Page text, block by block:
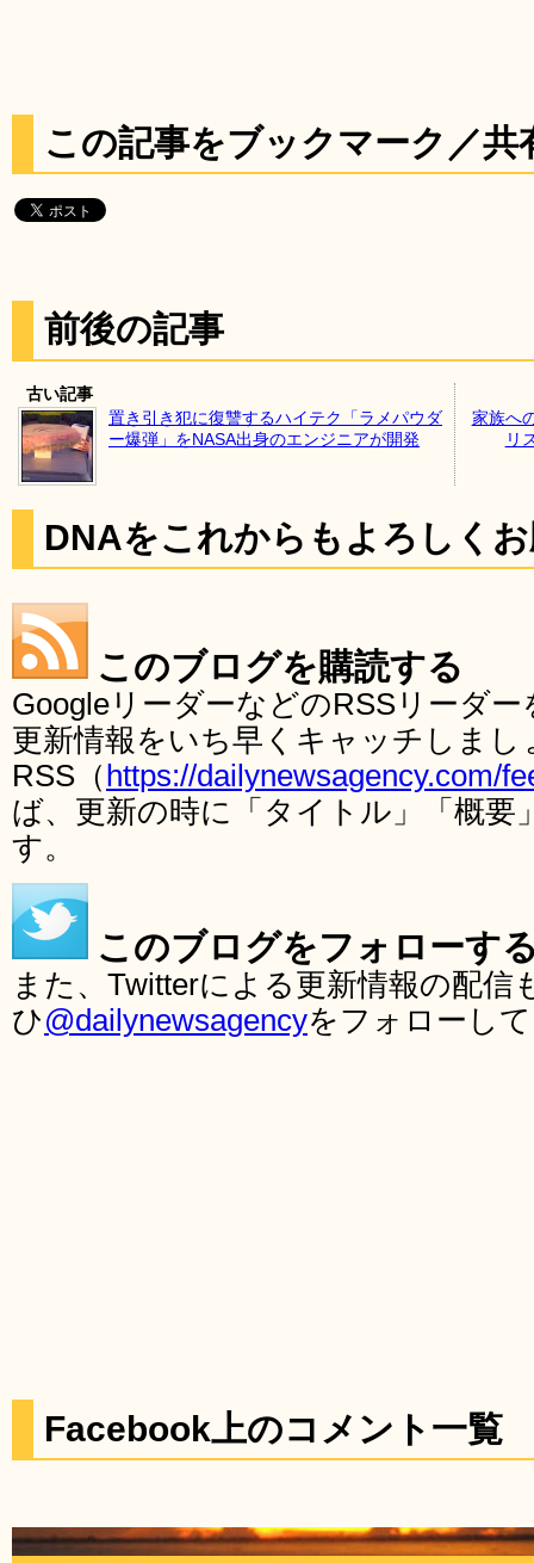
この記事をブックマーク／共
前後の記事
古い記事
置き引き犯に復讐するハイテク「ラメパウダ
ー爆弾」をNASA出身のエンジニアが開発
家族へ
リ
DNAをこれからもよろしく
このブログを購読する
GoogleリーダーなどのRSSリーダ
更新情報をいち早くキャッチしま
RSS（ https://dailynewsagency.com/
ば、更新の時に「タイトル」「概要
す。
このブログをフォローす
また、Twitterによる更新情報の配
ひ@dailynewsagencyをフォローし
Facebook上のコメント一覧